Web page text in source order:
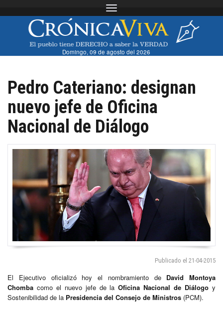
Toggle navigation
Domingo, 09 de agosto del 2026
Pedro Cateriano: designan
nuevo jefe de Oficina
Nacional de Diálogo
Publicado el 21-04-2015
El Ejecutivo oficializó hoy el nombramiento de David Montoya
Chomba como el nuevo jefe de laOficina Nacional de Diálogo y
Sostenibilidad de la Presidencia del Consejo de Ministros (PCM).